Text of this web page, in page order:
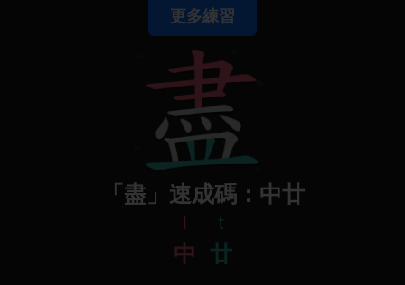
更多練習
「盡」速成碼：中廿
l
中
t
廿